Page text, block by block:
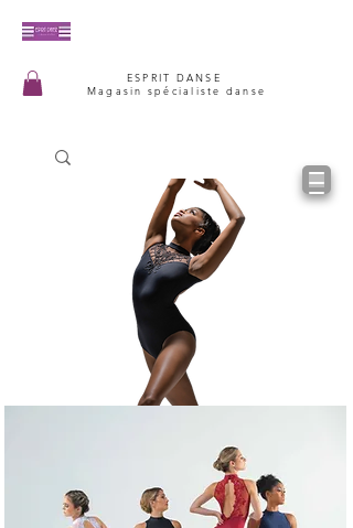
ESPRIT DANSE
Magasin spécialiste danse